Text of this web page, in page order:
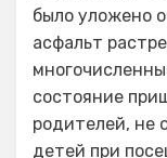
было уложено
асфальт
состояние
родителей, не
детей при